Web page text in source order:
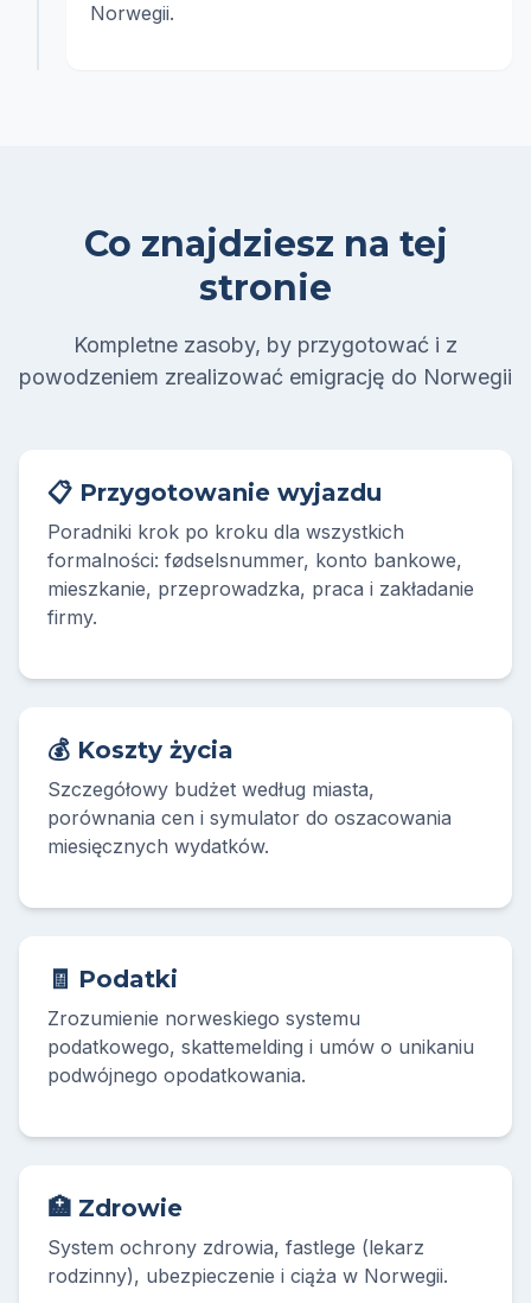
Norwegii.
Co znajdziesz na tej
stronie
Kompletne zasoby, by przygotować i z
powodzeniem zrealizować emigrację do Norwegii
📋 Przygotowanie wyjazdu
Poradniki krok po kroku dla wszystkich
formalności: fødselsnummer, konto bankowe,
mieszkanie, przeprowadzka, praca i zakładanie
firmy.
💰 Koszty życia
Szczegółowy budżet według miasta,
porównania cen i symulator do oszacowania
miesięcznych wydatków.
🧾 Podatki
Zrozumienie norweskiego systemu
podatkowego, skattemelding i umów o unikaniu
podwójnego opodatkowania.
🏥 Zdrowie
System ochrony zdrowia, fastlege (lekarz
rodzinny), ubezpieczenie i ciąża w Norwegii.